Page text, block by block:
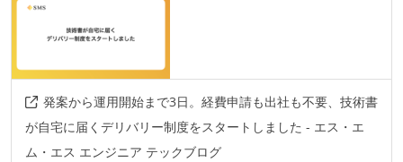
発案から運用開始まで3日。経費申請も出社も不要、技術書
が自宅に届くデリバリー制度をスタートしました - エス・エ
ム・エス エンジニア テックブログ